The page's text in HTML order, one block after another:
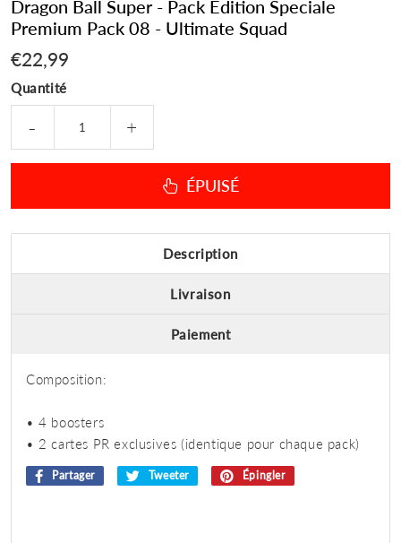
Dragon Ball Super - Pack Edition Speciale
Premium Pack 08 - Ultimate Squad
€22,99
Quantité
+
-
ÉPUISÉ
Description
Livraison
Paiement
Composition:
• 4 boosters
• 2 cartes PR exclusives (identique pour chaque pack)
Partager
Partager
Tweeter
Tweeter
Épingler